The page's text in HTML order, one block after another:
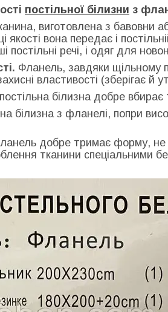
постільної білизни з
виготовлена з бавовни
якості вона передає і
постільні речі, і одяг для
Фланель, завдяки щільному
властивості (зберігає й
білизна добре вбирає
білизна з фланелі, попри
добре тримає форму, не
тканини спеціальними